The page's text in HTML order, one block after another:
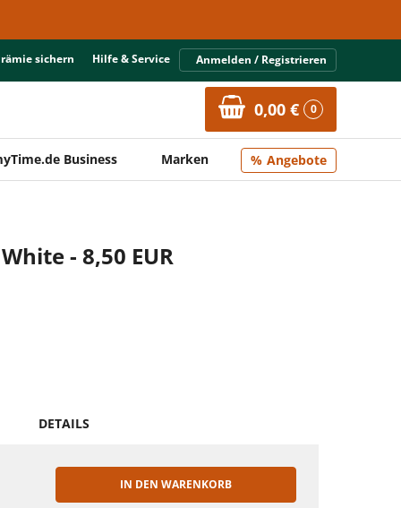
sichern Hilfe & Service Anmelden / Registrieren
0,00 € 0
Business Marken Angebote
- 8,50 EUR
DETAILS
IN DEN WARENKORB